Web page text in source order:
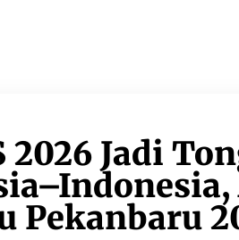
2026 Jadi
Pekanbaru